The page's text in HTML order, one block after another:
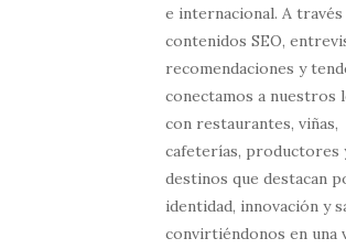
e internacional. A través
contenidos SEO,
recomendaciones y
conectamos a nuestros
con restaurantes, viñas,
cafeterías, productores
destinos que destacan
identidad, innovación y
convirtiéndonos en una